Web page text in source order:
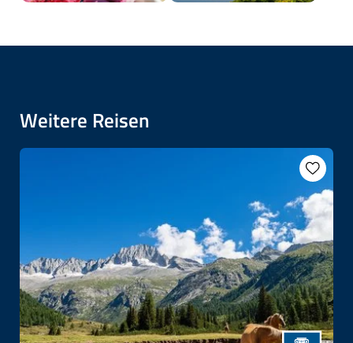
Weitere Reisen